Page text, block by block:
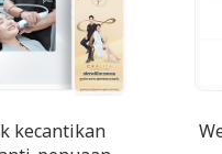
kecantikan